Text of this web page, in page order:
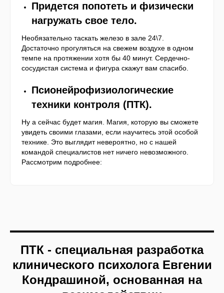
Придется попотеть и физически
нагружать свое тело.
Необязательно таскать железо в зале 24\7.
Достаточно прогуляться на свежем воздухе в одном
темпе на протяжении хотя бы 40 минут. Сердечно-
сосудистая система и фигура скажут вам спасибо.
Псионейрофизиологические
техники контроля (ПТК).
Ну а сейчас будет магия. Магия, которую вы сможете
увидеть своими глазами, если научитесь этой особой
технике. Это выглядит невероятно, но с нашей
командой специалистов нет ничего невозможного.
Рассмотрим подробнее:
ПТК - специальная разработка
клинического психолога Евгении
Кондрашиной, основанная на